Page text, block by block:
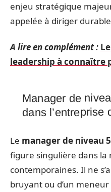
enjeu stratégique
appelée à diriger
A lire en complément :
leadership à connaître
Manager de
dans l’entreprise
Le manager de niveau 5
figure singulière dans la
contemporaines. Il ne
bruyant ou d’un